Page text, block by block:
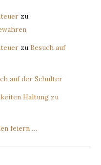
zu
zu Besuch auf
auf der Schulter
Haltung zu
feiern …